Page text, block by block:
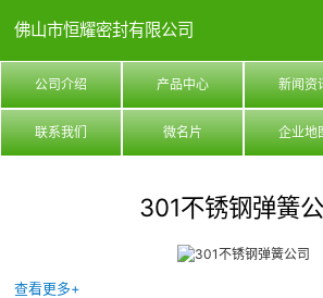
佛山市恒耀密封有限公司
公司介绍 产品中心 新闻资
联系我们 微名片 企业地
301不锈钢弹簧
查看更多+